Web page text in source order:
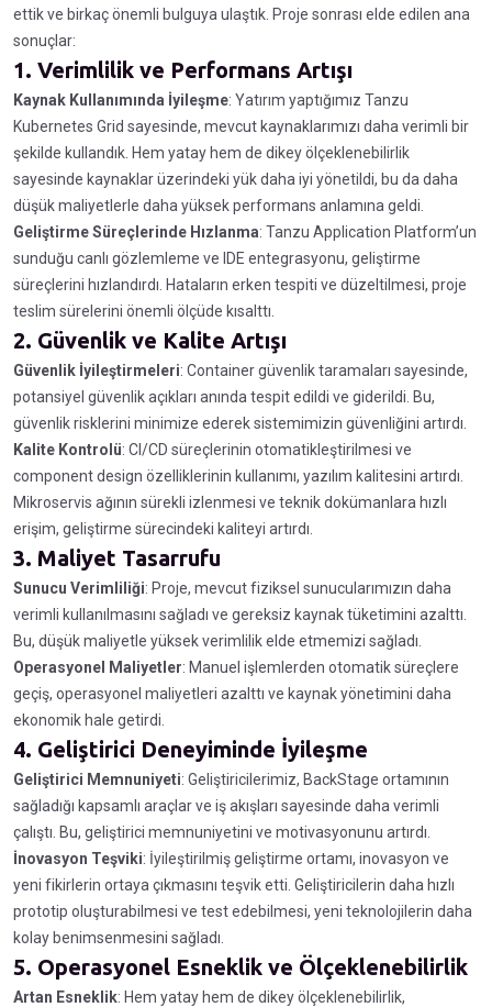
ettik ve birkaç önemli bulguya ulaştık. Proje sonrası elde edilen ana
sonuçlar:
1. Verimlilik ve Performans Artışı
Kaynak Kullanımında İyileşme: Yatırım yaptığımız Tanzu
Kubernetes Grid sayesinde, mevcut kaynaklarımızı daha verimli bir
şekilde kullandık. Hem yatay hem de dikey ölçeklenebilirlik
sayesinde kaynaklar üzerindeki yük daha iyi yönetildi, bu da daha
düşük maliyetlerle daha yüksek performans anlamına geldi.
Geliştirme Süreçlerinde Hızlanma: Tanzu Application Platform’un
sunduğu canlı gözlemleme ve IDE entegrasyonu, geliştirme
süreçlerini hızlandırdı. Hataların erken tespiti ve düzeltilmesi, proje
teslim sürelerini önemli ölçüde kısalttı.
2. Güvenlik ve Kalite Artışı
Güvenlik İyileştirmeleri: Container güvenlik taramaları sayesinde,
potansiyel güvenlik açıkları anında tespit edildi ve giderildi. Bu,
güvenlik risklerini minimize ederek sistemimizin güvenliğini artırdı.
Kalite Kontrolü: CI/CD süreçlerinin otomatikleştirilmesi ve
component design özelliklerinin kullanımı, yazılım kalitesini artırdı.
Mikroservis ağının sürekli izlenmesi ve teknik dokümanlara hızlı
erişim, geliştirme sürecindeki kaliteyi artırdı.
3. Maliyet Tasarrufu
Sunucu Verimliliği: Proje, mevcut fiziksel sunucularımızın daha
verimli kullanılmasını sağladı ve gereksiz kaynak tüketimini azalttı.
Bu, düşük maliyetle yüksek verimlilik elde etmemizi sağladı.
Operasyonel Maliyetler: Manuel işlemlerden otomatik süreçlere
geçiş, operasyonel maliyetleri azalttı ve kaynak yönetimini daha
ekonomik hale getirdi.
4. Geliştirici Deneyiminde İyileşme
Geliştirici Memnuniyeti: Geliştiricilerimiz, BackStage ortamının
sağladığı kapsamlı araçlar ve iş akışları sayesinde daha verimli
çalıştı. Bu, geliştirici memnuniyetini ve motivasyonunu artırdı.
İnovasyon Teşviki: İyileştirilmiş geliştirme ortamı, inovasyon ve
yeni fikirlerin ortaya çıkmasını teşvik etti. Geliştiricilerin daha hızlı
prototip oluşturabilmesi ve test edebilmesi, yeni teknolojilerin daha
kolay benimsenmesini sağladı.
5. Operasyonel Esneklik ve Ölçeklenebilirlik
Artan Esneklik: Hem yatay hem de dikey ölçeklenebilirlik,